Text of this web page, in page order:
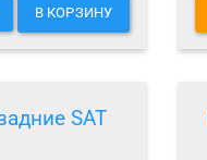
В КОРЗИНУ
SAT